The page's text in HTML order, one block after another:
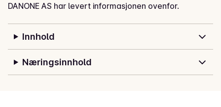
DANONE AS har levert informasjonen ovenfor.
Innhold
Næringsinnhold